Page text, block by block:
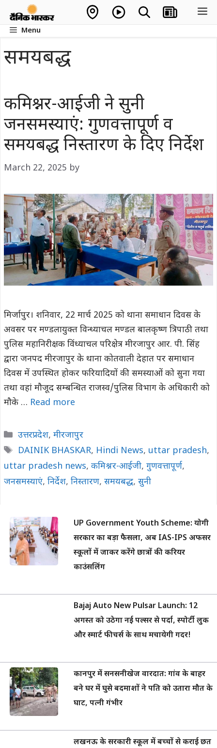
contentMenu
समयबद्ध
कमिश्नर-आईजी ने सुनी
जनसमस्याएं: गुणवत्तापूर्ण व
समयबद्ध निस्तारण के दिए निर्देश
March 22, 2025 by
मिर्जापुर। शनिवार, 22 मार्च 2025 को थाना समाधान दिवस के
अवसर पर मण्डलायुक्त विन्ध्याचल मण्डल बालकृष्ण त्रिपाठी तथा
पुलिस महानिरीक्षक विंध्याचल परिक्षेत्र मीरजापुर आर. पी. सिंह
द्वारा जनपद मीरजापुर के थाना कोतवाली देहात पर समाधान
दिवस में उपस्थित होकर फरियादियों की समस्याओं को सुना गया
तथा वहां मौजूद सम्बन्धित राजस्व/पुलिस विभाग के अधिकारी को
मौके … Read more
Categories
उत्तरप्रदेश, मीरजापुर
Tags
DAINIK BHASKAR, Hindi News, uttar pradesh,
uttar pradesh news, कमिश्नर-आईजी, गुणवत्तापूर्ण,
जनसमस्याएं, निर्देश, निस्तारण, समयबद्ध, सुनी
UP Government Youth Scheme: योगी
सरकार का बड़ा फैसला, अब IAS-IPS अफसर
स्कूलों में जाकर करेंगे छात्रों की करियर
काउंसलिंग
Bajaj Auto New Pulsar Launch: 12
अगस्त को उठेगा नई पल्सर से पर्दा, स्पोर्टी लुक
और स्मार्ट फीचर्स के साथ मचायेगी गदर!
कानपुर में सनसनीखेज वारदात: गांव के बाहर
बने घर में घुसे बदमाशों ने पति को उतारा मौत के
घाट, पत्नी गंभीर
लखनऊ के सरकारी स्कूल में बच्चों से कराई छत